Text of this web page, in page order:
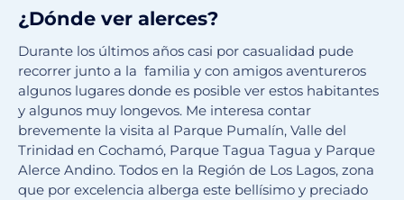
¿Dónde ver alerces?
Durante los últimos años casi por casualidad pude
recorrer junto a la familia y con amigos aventureros
algunos lugares donde es posible ver estos habitantes
y algunos muy longevos. Me interesa contar
brevemente la visita al Parque Pumalín, Valle del
Trinidad en Cochamó, Parque Tagua Tagua y Parque
Alerce Andino. Todos en la Región de Los Lagos, zona
que por excelencia alberga este bellísimo y preciado